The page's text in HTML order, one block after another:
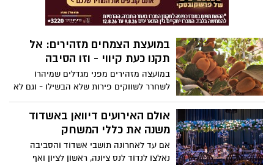
במועצת הצמחים מזהירים: אל
תקנו כעת קיווי - וזו הסיבה
במועצה מזהירים מפני מגדלים שמיהרו
לשחרר לשווקים פירות שלא הבשילו - וגם לא
יבשילו אצליכם בבית
אולם האירועים דיוואן באשדוד
משנה את כללי המשחק
אם עד לאחרונה תושבי אשדוד והסביבה
נאלצו לנדוד לנס ציונה, ראשון לציון ואף